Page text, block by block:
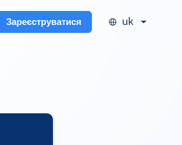
Зареєструватися uk